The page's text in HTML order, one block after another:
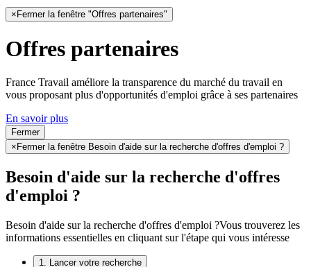
×Fermer la fenêtre "Offres partenaires"
Offres partenaires
France Travail améliore la transparence du marché du travail en
vous proposant plus d'opportunités d'emploi grâce à ses partenaires
En savoir plus
Fermer
× Fermer la fenêtre Besoin d'aide sur la recherche d'offres d'emploi ?
Besoin d'aide sur la recherche d'offres
d'emploi ?
Besoin d'aide sur la recherche d'offres d'emploi ?Vous trouverez les
informations essentielles en cliquant sur l'étape qui vous intéresse
1. Lancer votre recherche